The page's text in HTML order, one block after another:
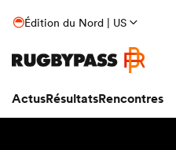
Édition du Nord | US
ActusRésultatsRencontres